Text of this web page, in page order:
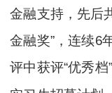
金融支持，先后
金融奖”，连续6
评中获评“优秀